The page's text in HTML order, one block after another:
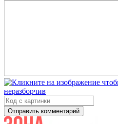
Отправить комментарий